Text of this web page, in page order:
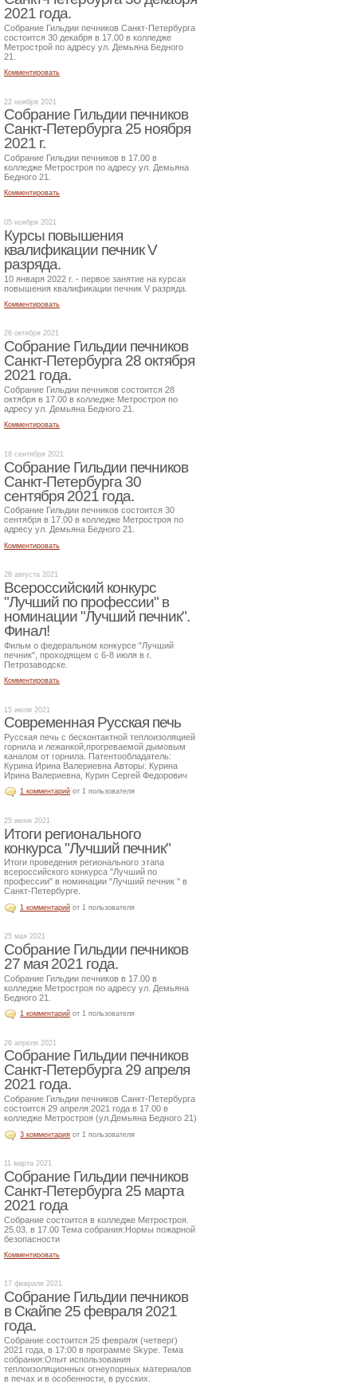
2021 года.
Собрание Гильдии печников Санкт-Петербурга
состоится 30 декабря в 17.00 в колледже
Метрострой по адресу ул. Демьяна Бедного
21.
Комментировать
22 ноября 2021
Собрание Гильдии печников
Санкт-Петербурга 25 ноября
2021 г.
Собрание Гильдии печников в 17.00 в
колледже Метростроя по адресу ул. Демьяна
Бедного 21.
Комментировать
05 ноября 2021
Курсы повышения
квалификации печник V
разряда.
10 января 2022 г. - первое занятие на курсах
повышения квалификации печник V разряда.
Комментировать
26 октября 2021
Собрание Гильдии печников
Санкт-Петербурга 28 октября
2021 года.
Собрание Гильдии печников состоится 28
октября в 17.00 в колледже Метростроя по
адресу ул. Демьяна Бедного 21.
Комментировать
18 сентября 2021
Собрание Гильдии печников
Санкт-Петербурга 30
сентября 2021 года.
Собрание Гильдии печников состоится 30
сентября в 17.00 в колледже Метростроя по
адресу ул. Демьяна Бедного 21.
Комментировать
28 августа 2021
Всероссийский конкурс
"Лучший по профессии" в
номинации "Лучший печник".
Финал!
Фильм о федеральном конкурсе "Лучший
печник", проходящем с 6-8 июля в г.
Петрозаводске.
Комментировать
15 июля 2021
Современная Русская печь
Русская печь с бесконтактной теплоизоляцией
горнила и лежанкой,прогреваемой дымовым
каналом от горнила. Патентообладатель:
Курина Ирина Валериевна Авторы: Курина
Ирина Валериевна, Курин Сергей Федорович
1 комментарий от 1 пользователя
25 июня 2021
Итоги регионального
конкурса "Лучший печник"
Итоги проведения регионального этапа
всероссийского конкурса "Лучший по
профессии" в номинации "Лучший печник " в
Санкт-Петербурге.
1 комментарий от 1 пользователя
25 мая 2021
Собрание Гильдии печников
27 мая 2021 года.
Собрание Гильдии печников в 17.00 в
колледже Метростроя по адресу ул. Демьяна
Бедного 21.
1 комментарий от 1 пользователя
26 апреля 2021
Собрание Гильдии печников
Санкт-Петербурга 29 апреля
2021 года.
Собрание Гильдии печников Санкт-Петербурга
состоится 29 апреля 2021 года в 17.00 в
колледже Метростроя (ул.Демьяна Бедного 21)
3 комментария от 1 пользователя
11 марта 2021
Собрание Гильдии печников
Санкт-Петербурга 25 марта
2021 года
Собрание состоится в колледже Метростроя.
25.03. в 17.00 Тема собрания:Нормы пожарной
безопасности
Комментировать
17 февраля 2021
Собрание Гильдии печников
в Скайпе 25 февраля 2021
года.
Собрание состоится 25 февраля (четверг)
2021 года, в 17:00 в программе Skype. Тема
собрания:Опыт использования
теплоизоляционных огнеупорных материалов
в печах и в особенности, в русских.